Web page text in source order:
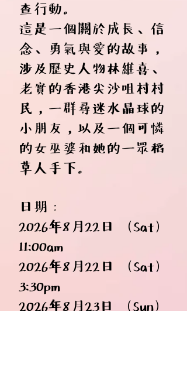
查行動。
這是一個關於成長、信
念、勇氣與愛的故事，
涉及歷史人物林維喜、
老實的香港尖沙咀村村
民，一群尋迷水晶球的
小朋友，以及一個可憐
的女巫婆和她的一眾稻
草人手下。
日期：
​2026年8月22日 （Sat）
11:00am
​2026年8月22日 （Sat）
3:30pm
​2026年8月23日 （Sun）